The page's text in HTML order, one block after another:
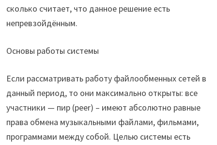
сколько считает, что данное решение есть
непревзойдённым.
Основы работы системы
Если рассматривать работу файлообменных сетей в
данный период, то они максимально открыты: все
участники — пир (peer) – имеют абсолютно равные
права обмена музыкальными файлами, фильмами,
программами между собой. Целью системы есть